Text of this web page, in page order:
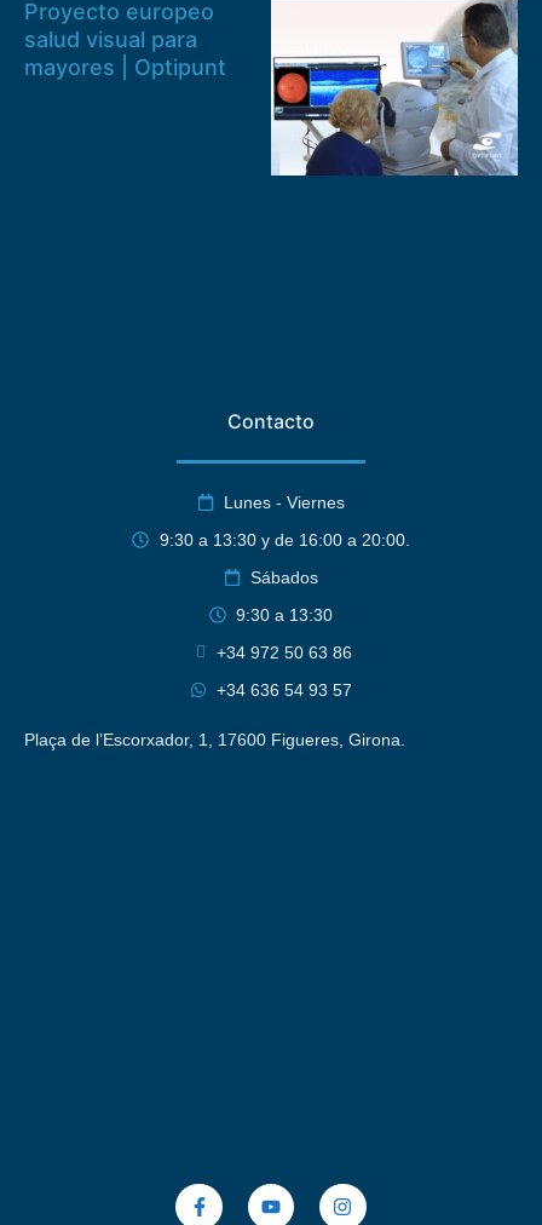
Proyecto europeo
salud visual para
mayores | Optipunt
Contacto
Lunes - Viernes
9:30 a 13:30 y de 16:00 a 20:00.
Sábados
9:30 a 13:30
+34 972 50 63 86
+34 636 54 93 57
Plaça de l’Escorxador, 1, 17600 Figueres, Girona.